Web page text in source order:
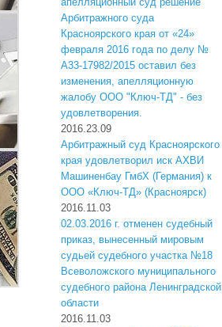
Арбитражного суда
Красноярского края от «24»
февраля 2016 года по делу №
А33-17982/2015 оставил без
изменения, апелляционную
жалобу ООО "Ключ-ТД" - без
удовлетворения.
2016.23.09
Арбитражный суд Красноярского
края удовлетворил иск АХВИ
Машиненбау ГмбХ (Германия) к
ООО «Ключ-ТД» (Красноярск)
2016.11.03
02.03.2016 г. отменен судебный
приказ, вынесенный мировым
судьей судебного участка №18
Всеволожского муниципального
судебного района Ленинградской
области
2016.11.03